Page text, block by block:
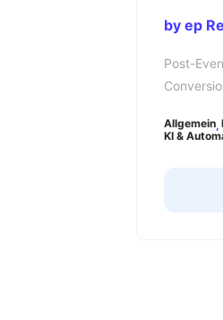
by ep
Post-
und
Allgemein
KI &